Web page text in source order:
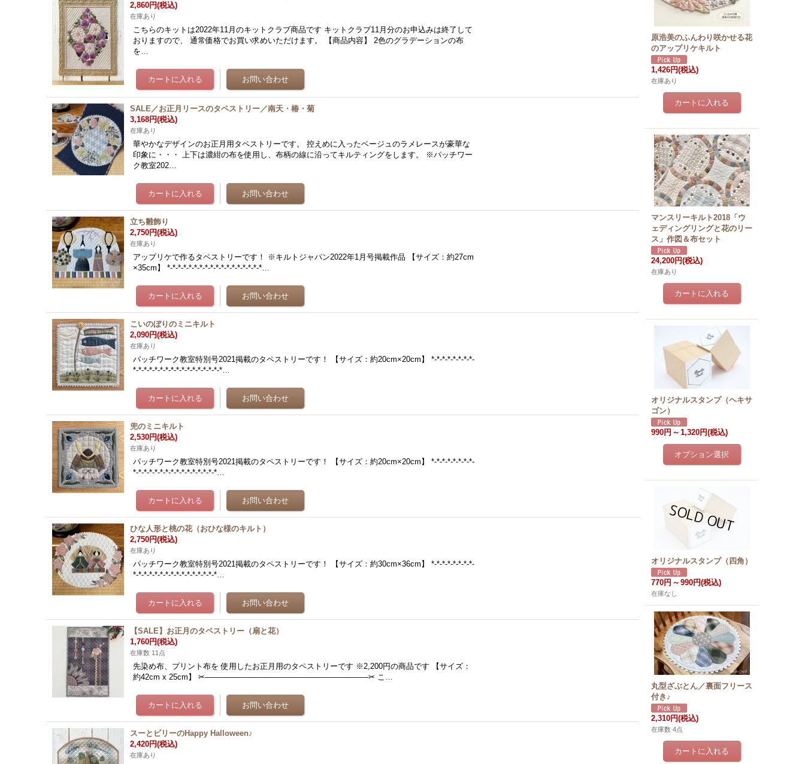
原浩美のふんわり咲かせる花
のアップリケキルト
1,426円(税込)
在庫あり
マンスリーキルト2018「ウ
ェディングリングと花のリー
ス」作図＆布セット
24,200円(税込)
在庫あり
オリジナルスタンプ（ヘキサ
ゴン）
990円 ～ 1,320円(税込)
オリジナルスタンプ（四角）
770円 ～ 990円(税込)
在庫なし
丸型ざぶとん／裏面フリース
付き♪
2,310円(税込)
在庫数 4点
2,860円(税込)
在庫あり
こちらのキットは2022年11月のキットクラブ商品です キットクラブ11月分のお申込みは終了して
おりますので、 通常価格でお買い求めいただけます。 【商品内容】 2色のグラデーションの布
を…
SALE／お正月リースのタペストリー／南天・椿・菊
3,168円(税込)
在庫あり
華やかなデザインのお正月用タペストリーです。 控えめに入ったベージュのラメレースが豪華な
印象に・・・ 上下は濃紺の布を使用し、布柄の線に沿ってキルティングをします。 ※パッチワー
ク教室202…
立ち雛飾り
2,750円(税込)
在庫あり
アップリケで作るタペストリーです！ ※キルトジャパン2022年1月号掲載作品 【サイズ：約27cm
×35cm】 *-*-*-*-*-*-*-*-*-*-*-*-*-*-*-*-*-*…
こいのぼりのミニキルト
2,090円(税込)
在庫あり
パッチワーク教室特別号2021掲載のタペストリーです！ 【サイズ：約20cm×20cm】 *-*-*-*-*-*-*-*-
*-*-*-*-*-*-*-*-*-*-*-*-*-*-*-*-*…
兜のミニキルト
2,530円(税込)
在庫あり
パッチワーク教室特別号2021掲載のタペストリーです！ 【サイズ：約20cm×20cm】 *-*-*-*-*-*-*-*-
*-*-*-*-*-*-*-*-*-*-*-*-*-*-*-*…
ひな人形と桃の花（おひな様のキルト）
2,750円(税込)
在庫あり
パッチワーク教室特別号2021掲載のタペストリーです！ 【サイズ：約30cm×36cm】 *-*-*-*-*-*-*-*-
*-*-*-*-*-*-*-*-*-*-*-*-*-*-*-*…
【SALE】お正月のタペストリー（扇と花）
1,760円(税込)
在庫数 11点
先染め布、プリント布を 使用したお正月用のタペストリーです ※2,200円の商品です 【サイズ：
約42cm x 25cm】 ✂︎—————————————————————✂︎ こ…
スーとビリーのHappy Halloween♪
2,420円(税込)
在庫あり